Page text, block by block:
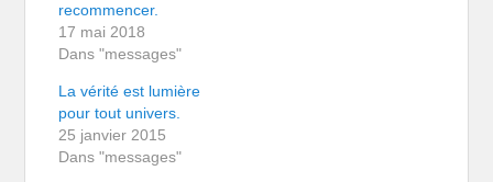
recommencer.
17 mai 2018
Dans "messages"
La vérité est lumière
pour tout univers.
25 janvier 2015
Dans "messages"